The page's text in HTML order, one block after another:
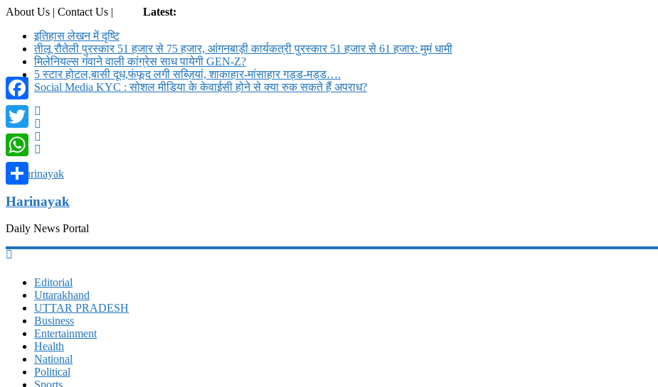
About Us | Contact Us |
Latest:
इतिहास लेखन में दृष्टि
तीलू रौतेली पुरस्कार 51 हजार से 75 हजार, आंगनबाड़ी कार्यकत्री पुरस्कार 51 हजार से 61 हजार: मुमं धामी
मिलेनियल्स गंवाने वाली कांग्रेस साध पायेगी GEN-Z?
5 स्टार होटल,बासी दूध,फंफूद लगी सब्ज़ियां, शाकाहार-मांसाहार गड्ड-मड्ड….
Social Media KYC : सोशल मीडिया के केवाईसी होने से क्या रुक सकते हैं अपराध?
Harinayak
Daily News Portal
Editorial
Uttarakhand
UTTAR PRADESH
Business
Entertainment
Health
National
Political
Sports
Facebook
Twitter
WhatsApp
Share